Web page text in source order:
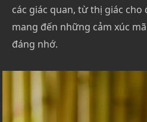
các giác quan, từ thị giác cho
mang đến những cảm xúc
đáng nhớ.